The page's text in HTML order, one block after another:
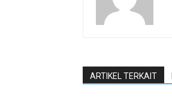
ARTIKEL TERKAIT